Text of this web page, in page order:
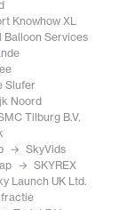
Knowhow XL
Balloon Services
Slufer
Noord
Tilburg B.V.
SkyVids
SKYREX
Launch UK Ltd.
fractie